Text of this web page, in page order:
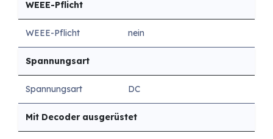
WEEE-Pflicht
WEEE-Pflicht nein
Spannungsart
Spannungsart DC
Mit Decoder ausgerüstet